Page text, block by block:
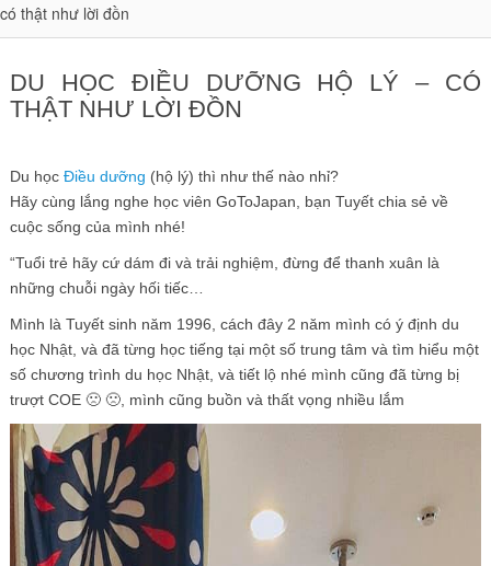
có thật như lời đồn
DU HỌC ĐIỀU DƯỠNG HỘ LÝ – CÓ
THẬT NHƯ LỜI ĐỒN
Du học Điều dưỡng (hộ lý) thì như thế nào nhỉ?
Hãy cùng lắng nghe học viên GoToJapan, bạn Tuyết chia sẻ về
cuộc sống của mình nhé!
“Tuổi trẻ hãy cứ dám đi và trải nghiệm, đừng để thanh xuân là
những chuỗi ngày hối tiếc…
Mình là Tuyết sinh năm 1996, cách đây 2 năm mình có ý định du
học Nhật, và đã từng học tiếng tại một số trung tâm và tìm hiểu một
số chương trình du học Nhật, và tiết lộ nhé mình cũng đã từng bị
trượt COE 🙁 🙁, mình cũng buồn và thất vọng nhiều lắm